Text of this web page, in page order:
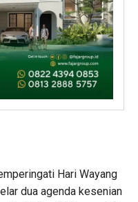
Hari Wayang
dua agenda kesenian